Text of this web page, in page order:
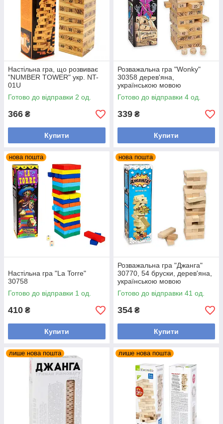
Настільна гра, що розвиває
"NUMBER TOWER" укр. NT-
01U
Готово до відправки 2 од.
366 ₴
Купити
Розважальна гра "Wonky"
30358 дерев'яна,
українською мовою
Готово до відправки 4 од.
339 ₴
Купити
нова пошта
Настільна гра "La Torre"
30758
Готово до відправки 1 од.
410 ₴
Купити
нова пошта
Розважальна гра "Джанга"
30770, 54 бруски, дерев'яна,
українською мовою
Готово до відправки 41 од.
354 ₴
Купити
лише нова пошта лише нова пошта